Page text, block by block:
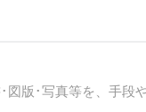
図版･写真等を、手段